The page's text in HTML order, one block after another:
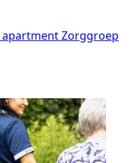
apartmentZorggroep